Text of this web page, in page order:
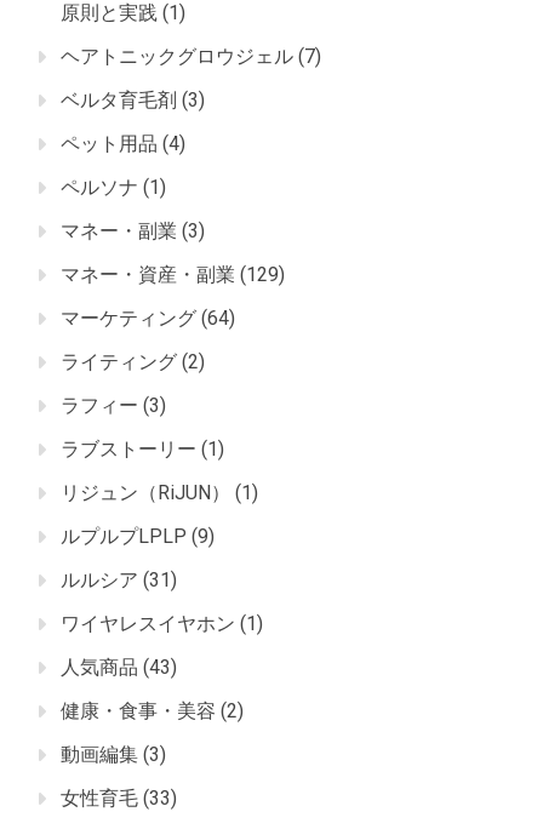
原則と実践 (1)
ヘアトニックグロウジェル (7)
ベルタ育毛剤 (3)
ペット用品 (4)
ペルソナ (1)
マネー・副業 (3)
マネー・資産・副業 (129)
マーケティング (64)
ライティング (2)
ラフィー (3)
ラブストーリー (1)
リジュン（RiJUN）
(1)
ルプルプLPLP (9)
ルルシア (31)
ワイヤレスイヤホン (1)
人気商品 (43)
健康・食事・美容 (2)
動画編集 (3)
女性育毛 (33)